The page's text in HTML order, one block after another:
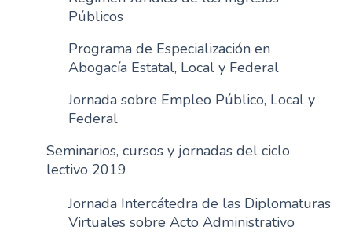
Públicos
Programa de Especialización en
Abogacía Estatal, Local y Federal
Jornada sobre Empleo Público, Local y
Federal
Seminarios, cursos y jornadas del ciclo
lectivo 2019
Jornada Intercátedra de las Diplomaturas
Virtuales sobre Acto Administrativo